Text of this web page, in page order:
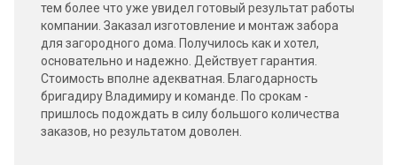
тем более что уже увидел готовый результат работы
компании. Заказал изготовление и монтаж забора
для загородного дома. Получилось как и хотел,
основательно и надежно. Действует гарантия.
Стоимость вполне адекватная. Благодарность
бригадиру Владимиру и команде. По срокам -
пришлось подождать в силу большого количества
заказов, но результатом доволен.